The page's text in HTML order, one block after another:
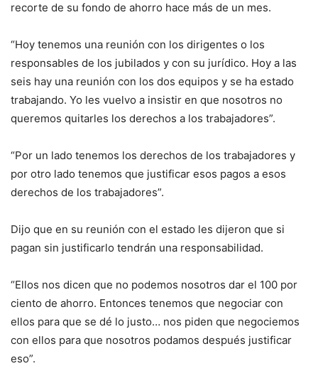
recorte de su fondo de ahorro hace más de un mes.
“Hoy tenemos una reunión con los dirigentes o los
responsables de los jubilados y con su jurídico. Hoy a las
seis hay una reunión con los dos equipos y se ha estado
trabajando. Yo les vuelvo a insistir en que nosotros no
queremos quitarles los derechos a los trabajadores”.
“Por un lado tenemos los derechos de los trabajadores y
por otro lado tenemos que justificar esos pagos a esos
derechos de los trabajadores”.
Dijo que en su reunión con el estado les dijeron que si
pagan sin justificarlo tendrán una responsabilidad.
“Ellos nos dicen que no podemos nosotros dar el 100 por
ciento de ahorro. Entonces tenemos que negociar con
ellos para que se dé lo justo… nos piden que negociemos
con ellos para que nosotros podamos después justificar
eso”.